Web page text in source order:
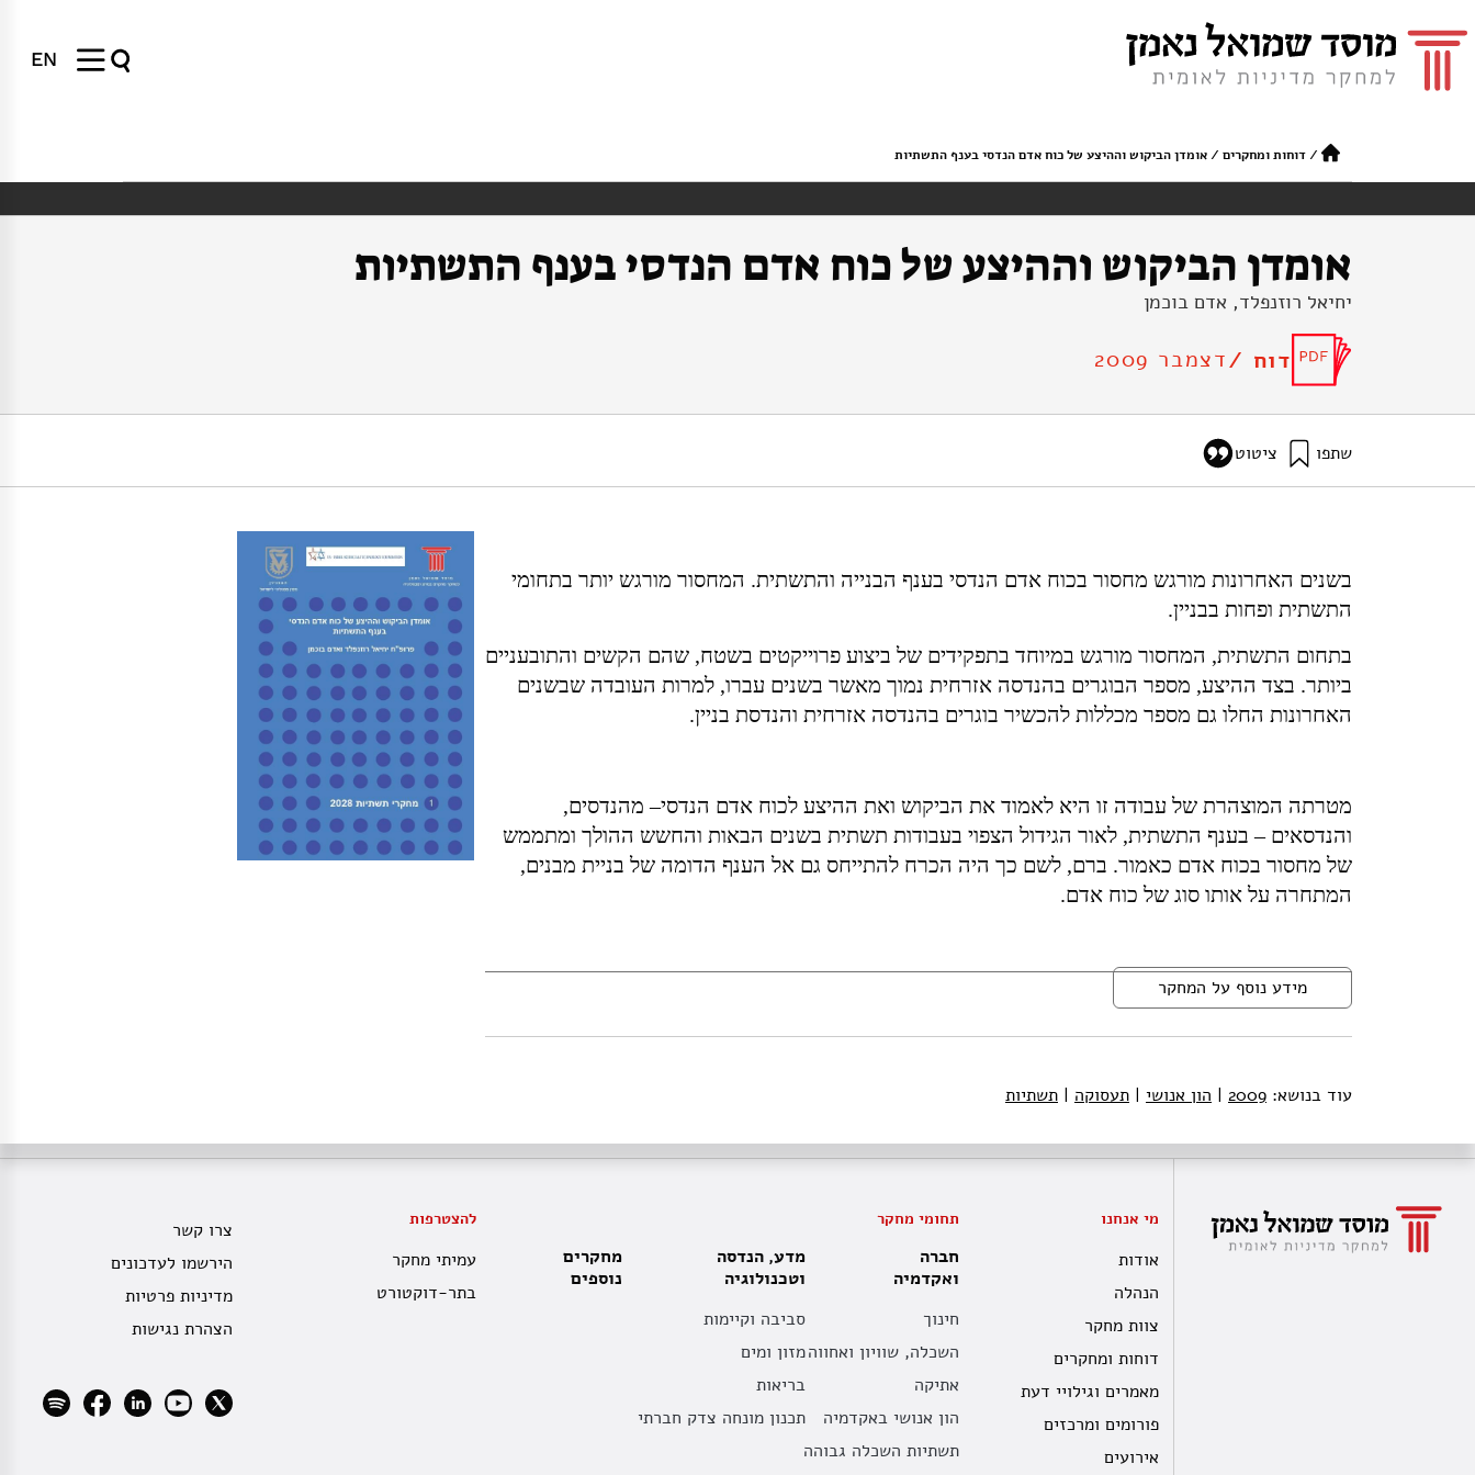
EN
/דוחות ומחקרים /אומדן הביקוש וההיצע של כוח אדם הנדסי בענף התשתיות
אומדן הביקוש וההיצע של כוח אדם הנדסי בענף התשתיות
יחיאל רוזנפלד, אדם בוכמן
דוח /דצמבר 2009
שתפו ציטוט
בשנים האחרונות מורגש מחסור בכוח אדם הנדסי בענף הבנייה והתשתית. המחסור מורגש יותר בתחומי
התשתית ופחות בבניין.
בתחום התשתית, המחסור מורגש במיוחד בתפקידים של ביצוע פרוייקטים בשטח, שהם הקשים והתובעניים
ביותר. בצד ההיצע, מספר הבוגרים בהנדסה אזרחית נמוך מאשר בשנים עברו, למרות העובדה שבשנים
האחרונות החלו גם מספר מכללות להכשיר בוגרים בהנדסה אזרחית והנדסת בניין.
מטרתה המוצהרת של עבודה זו היא לאמוד את הביקוש ואת ההיצע לכוח אדם הנדסי– מהנדסים,
והנדסאים– בענף התשתית, לאור הגידול הצפוי בעבודות תשתית בשנים הבאות והחשש ההולך ומתממש
של מחסור בכוח אדם כאמור. ברם, לשם כך היה הכרח להתייחס גם אל הענף הדומה של בניית מבנים,
המתחרה על אותו סוג של כוח אדם.
מידע נוסף על המחקר
עוד בנושא: 2009
| הון אנושי | תעסוקה | תשתיות
מי אנחנו
אודות
הנהלה
צוות מחקר
דוחות ומחקרים
מאמרים וגילויי דעת
פורומים ומרכזים
אירועים
תחומי מחקר
חברה
ואקדמיה
חינוך
השכלה, שוויון ואחווה
אתיקה
הון אנושי באקדמיה
תשתיות השכלה גבוהה
מדע, הנדסה
וטכנולוגיה
סביבה וקיימות
מזון ומים
בריאות
תכנון מונחה צדק חברתי
מחקרים
נוספים
להצטרפות
עמיתי מחקר
בתר-דוקטורט
צרו קשר
הירשמו לעדכונים
מדיניות פרטיות
הצהרת נגישות